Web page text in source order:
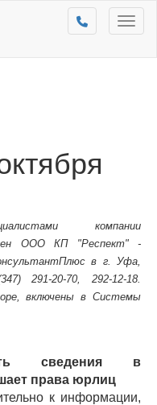
компании
ООО КП "Респект" -
в г. Уфа,
291-20-70, 292-12-18.
включены в Системы
сведения в
права юрлиц
к информации,